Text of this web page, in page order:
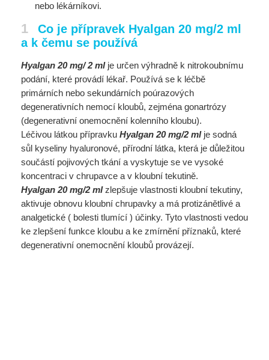
nebo lékárníkovi.
1
Co je přípravek Hyalgan 20 mg/2 ml
a k čemu se používá
Hyalgan 20 mg/ 2 mlje určen výhradně k nitrokoubnímu
podání, které provádí lékař. Používá se k léčbě
primárních nebo sekundárních poúrazových
degenerativních nemocí kloubů, zejména gonartrózy
(degenerativní onemocnění kolenního kloubu).
Léčivou látkou přípravku Hyalgan 20 mg/2 mlje sodná
sůl kyseliny hyaluronové, přírodní látka, která je důležitou
součástí pojivových tkání a vyskytuje se ve vysoké
koncentraci v chrupavce a v kloubní tekutině.
Hyalgan 20 mg/2 mlzlepšuje vlastnosti kloubní tekutiny,
aktivuje obnovu kloubní chrupavky a má protizánětlivé a
analgetické ( bolesti tlumící ) účinky. Tyto vlastnosti vedou
ke zlepšení funkce kloubu a ke zmírnění příznaků, které
degenerativní onemocnění kloubů provázejí.